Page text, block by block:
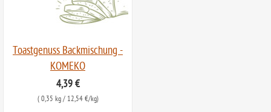
Toastgenuss Backmischung -
KOMEKO
4,39 €
( 0,35 kg/ 12,54 €/kg)